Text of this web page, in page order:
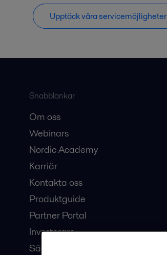
Upptäck våra servicemöjligheter
Snabblänkar
Om oss
Webinars
Nordic Academy
Karriär
Kontakta oss
Produktguide
Partner Portal
Investerare
Säkerhetsdatablad